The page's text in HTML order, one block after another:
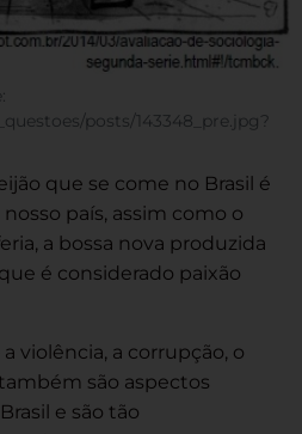
posts/143348_pre.jpg?
que se come no Brasil é
país, assim como o
a bossa nova produzida
é considerado paixão
violência, a corrupção, o
são aspectos
e são tão